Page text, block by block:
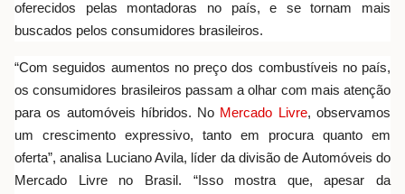
oferecidos pelas montadoras no país, e se tornam mais
buscados pelos consumidores brasileiros.
“Com seguidos aumentos no preço dos combustíveis no país,
os consumidores brasileiros passam a olhar com mais atenção
para os automóveis híbridos. No Mercado Livre, observamos
um crescimento expressivo, tanto em procura quanto em
oferta”, analisa Luciano Avila, líder da divisão de Automóveis do
Mercado Livre no Brasil. “Isso mostra que, apesar da